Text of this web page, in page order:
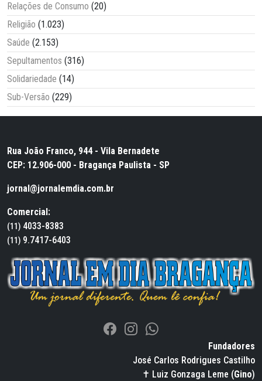
Relações de Consumo (20)
Religião (1.023)
Saúde (2.153)
Sepultamentos (316)
Solidariedade (14)
Sub-Versão (229)
Rua João Franco, 944 - Vila Bernadete
CEP: 12.906-000 - Bragança Paulista - SP
jornal@jornalemdia.com.br
Comercial:
(11) 4033-8383
(11) 9.7417-6403
Fundadores
José Carlos Rodrigues Castilho
✝ Luiz Gonzaga Leme (Gino)